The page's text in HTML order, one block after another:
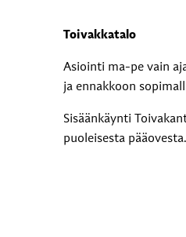
Toivakkatalo
Asiointi ma-pe vain
ja ennakkoon
Sisäänkäynti
puoleisesta pääovesta.